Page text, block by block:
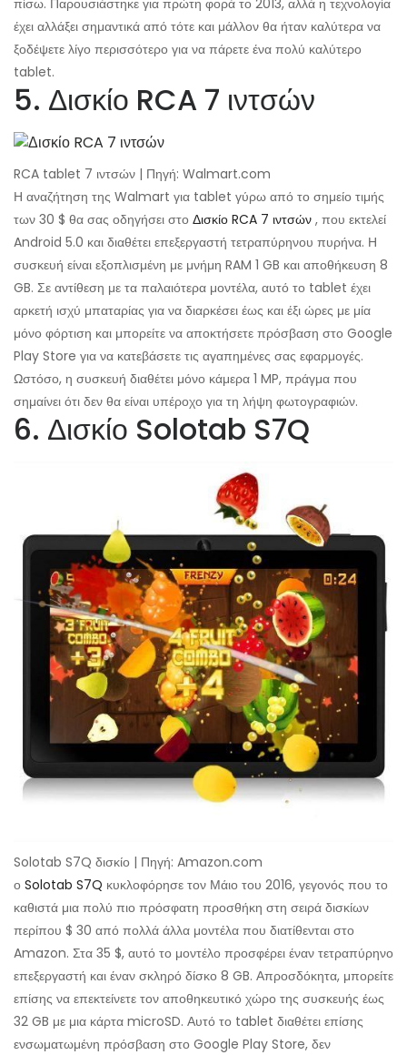
πίσω. Παρουσιάστηκε για πρώτη φορά το 2013, αλλά η τεχνολογία
έχει αλλάξει σημαντικά από τότε και μάλλον θα ήταν καλύτερα να
ξοδέψετε λίγο περισσότερο για να πάρετε ένα πολύ καλύτερο
tablet.
5. Δισκίο RCA 7 ιντσών
RCA tablet 7 ιντσών | Πηγή: Walmart.com
Η αναζήτηση της Walmart για tablet γύρω από το σημείο τιμής
των 30 $ θα σας οδηγήσει στο Δισκίο RCA 7 ιντσών , που εκτελεί
Android 5.0 και διαθέτει επεξεργαστή τετραπύρηνου πυρήνα. Η
συσκευή είναι εξοπλισμένη με μνήμη RAM 1 GB και αποθήκευση 8
GB. Σε αντίθεση με τα παλαιότερα μοντέλα, αυτό το tablet έχει
αρκετή ισχύ μπαταρίας για να διαρκέσει έως και έξι ώρες με μία
μόνο φόρτιση και μπορείτε να αποκτήσετε πρόσβαση στο Google
Play Store για να κατεβάσετε τις αγαπημένες σας εφαρμογές.
Ωστόσο, η συσκευή διαθέτει μόνο κάμερα 1 MP, πράγμα που
σημαίνει ότι δεν θα είναι υπέροχο για τη λήψη φωτογραφιών.
6. Δισκίο Solotab S7Q
Solotab S7Q δισκίο | Πηγή: Amazon.com
ο Solotab S7Q κυκλοφόρησε τον Μάιο του 2016, γεγονός που το
καθιστά μια πολύ πιο πρόσφατη προσθήκη στη σειρά δισκίων
περίπου $ 30 από πολλά άλλα μοντέλα που διατίθενται στο
Amazon. Στα 35 $, αυτό το μοντέλο προσφέρει έναν τετραπύρηνο
επεξεργαστή και έναν σκληρό δίσκο 8 GB. Απροσδόκητα, μπορείτε
επίσης να επεκτείνετε τον αποθηκευτικό χώρο της συσκευής έως
32 GB με μια κάρτα microSD. Αυτό το tablet διαθέτει επίσης
ενσωματωμένη πρόσβαση στο Google Play Store, δεν